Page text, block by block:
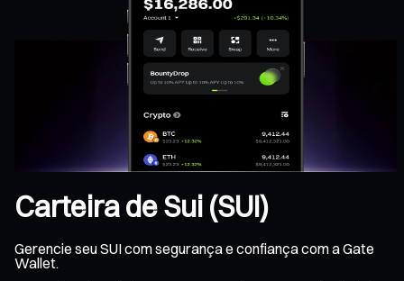
Carteira de Sui (SUI)
Gerencie seu SUI com segurança e confiança com a Gate
Wallet.